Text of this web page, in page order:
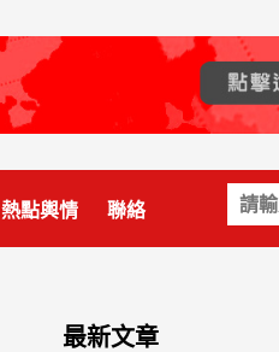
關
鍵
字:
熱點輿情 聯絡
最新文章